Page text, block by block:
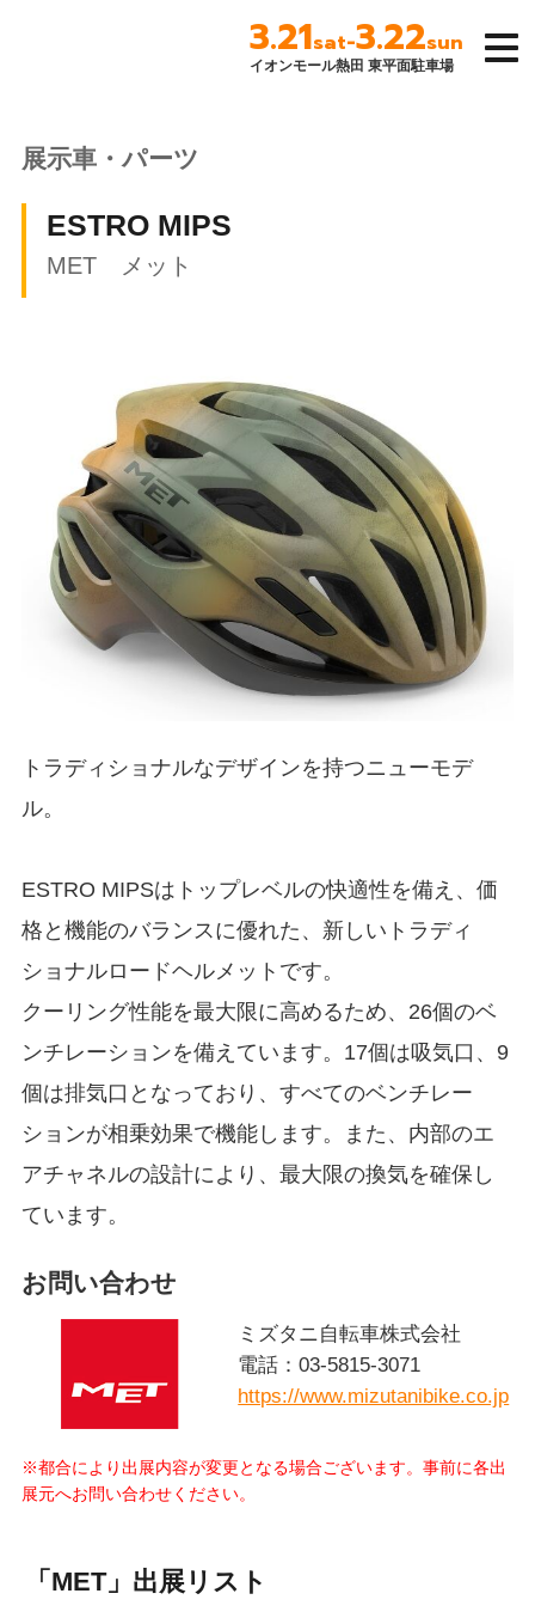
イオンモール熱田 東平面駐車場
3.21sat-3.22sun
ESTRO MIPS
MET メット
展示車・パーツ
トラディショナルなデザインを持つニューモデ
ル。
ESTRO MIPSはトップレベルの快適性を備え、価
格と機能のバランスに優れた、新しいトラディ
ショナルロードヘルメットです。
クーリング性能を最大限に高めるため、26個のベ
ンチレーションを備えています。17個は吸気口、9
個は排気口となっており、すべてのベンチレー
ションが相乗効果で機能します。また、内部のエ
アチャネルの設計により、最大限の換気を確保し
ています。
お問い合わせ
ミズタニ自転車株式会社
電話：03-5815-3071
https://www.mizutanibike.co.jp
※都合により出展内容が変更となる場合ございます。 事前に各出
展元へお問い合わせください。
「MET」出展リスト